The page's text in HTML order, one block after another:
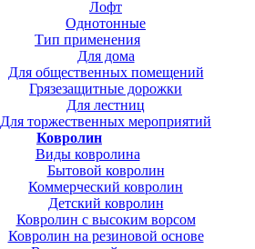
Лофт
Однотонные
Тип применения
Для дома
Для общественных помещений
Грязезащитные дорожки
Для лестниц
Для торжественных мероприятий
Ковролин
Виды ковролина
Бытовой ковролин
Коммерческий ковролин
Детский ковролин
Ковролин с высоким ворсом
Ковролин на резиновой основе